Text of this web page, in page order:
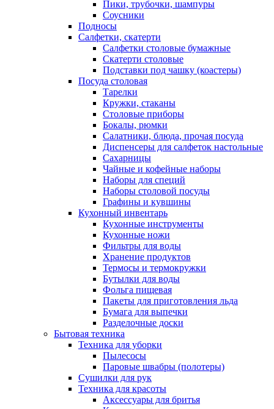
Пики, трубочки, шампуры
Соусники
Подносы
Салфетки, скатерти
Салфетки столовые бумажные
Скатерти столовые
Подставки под чашку (коастеры)
Посуда столовая
Тарелки
Кружки, стаканы
Столовые приборы
Бокалы, рюмки
Салатники, блюда, прочая посуда
Диспенсеры для салфеток настольные
Сахарницы
Чайные и кофейные наборы
Наборы для специй
Наборы столовой посуды
Графины и кувшины
Кухонный инвентарь
Кухонные инструменты
Кухонные ножи
Фильтры для воды
Хранение продуктов
Термосы и термокружки
Бутылки для воды
Фольга пищевая
Пакеты для приготовления льда
Бумага для выпечки
Разделочные доски
Бытовая техника
Техника для уборки
Пылесосы
Паровые швабры (полотеры)
Сушилки для рук
Техника для красоты
Аксессуары для бритья